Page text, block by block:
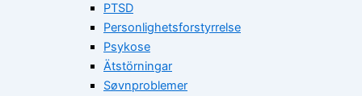
PTSD
Personlighetsforstyrrelse
Psykose
Ätstörningar
Søvnproblemer